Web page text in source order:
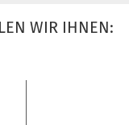
WIR IHNEN: